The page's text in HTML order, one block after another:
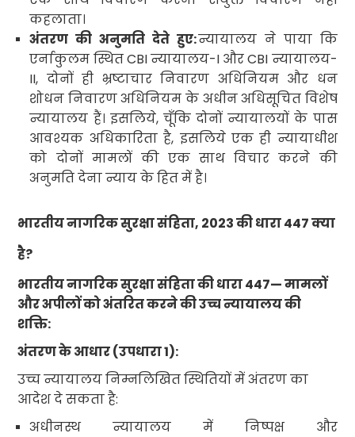
कहलाता।
अंतरण की अनुमति देते हुए:न्यायालय ने पाया कि
एर्नाकुलम स्थितCBIन्यायालय-I औरCBI न्यायालय-
II, दोनों ही भ्रष्टाचार निवारण अधिनियम और धन
शोधन निवारणअधिनियम के अधीन अधिसूचित विशेष
न्यायालय हैं। इसलिये, चूँकि दोनों न्यायालयों के पास
आवश्यक अधिकारिता है, इसलिये एक ही न्यायाधीश
को दोनों मामलों की एक साथ विचार करने की
अनुमति देना न्याय के हित में है।
भारतीय नागरिक सुरक्षा संहिता, 2023की धारा447क्या
है?
भारतीय नागरिक सुरक्षा संहिताकी धारा447— मामलों
और अपीलों को अंतरित करने की उच्च न्यायालय की
शक्ति:
अंतरण के आधार (उपधारा1):
उच्च न्यायालय निम्नलिखित स्थितियों में अंतरण का
आदेश दे सकता है:
अधीनस्थ न्यायालय में निष्पक्ष और